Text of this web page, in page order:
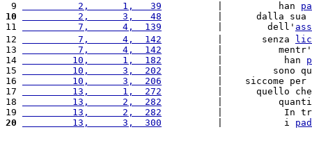
9
          2,      1,   39
          |          han
10
          2,      3,   48
          |      dalla sua
11
          7,      4,  139
          |        dell'
12
          7,      4,  142
          |       senza
13
          7,      4,  142
|
14
         10,      1,  182
          |           han
15
         10,      3,  202
|         sono
16
         10,      3,  206
|    siccome
17
         13,      1,  272
|      quello
18
         13,      2,  282
|
19
         13,      2,  282
|           In
20
         13,      3,  300
          |           i